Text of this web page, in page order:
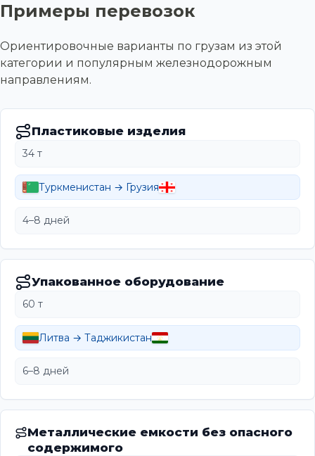
Примеры перевозок
Ориентировочные варианты по грузам из этой
категории и популярным железнодорожным
направлениям.
Пластиковые изделия
34 т
Туркменистан → Грузия
4–8 дней
Упакованное оборудование
60 т
Литва → Таджикистан
6–8 дней
Металлические емкости без опасного
содержимого